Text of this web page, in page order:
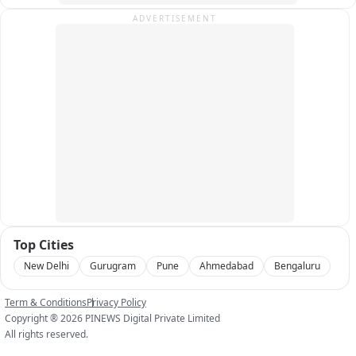
विकास ही नहीं पूर्वांचल का अच्छा नेता साबित होंगे।
ADVERTISEMENT
Top Cities
New Delhi Gurugram Pune Ahmedabad Bengaluru
Term & ConditionsPrivacy Policy
Copyright ®2026 PINEWS Digital Private Limited
All rights reserved.